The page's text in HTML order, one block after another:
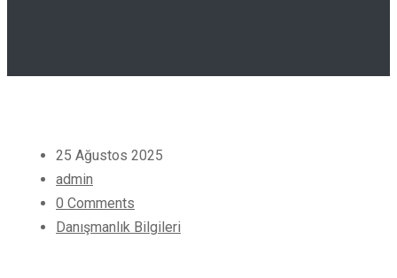
25 Ağustos 2025
admin
0 Comments
Danışmanlık Bilgileri